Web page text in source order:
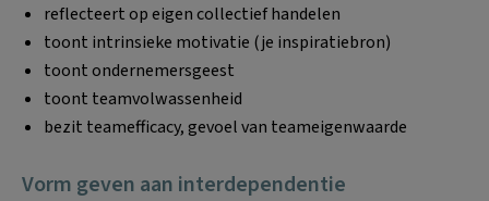
reflecteert op eigen collectief handelen
toont intrinsieke motivatie (je inspiratiebron)
toont ondernemersgeest
toont teamvolwassenheid
bezit teamefficacy, gevoel van teameigenwaarde
Vorm geven aan interdependentie